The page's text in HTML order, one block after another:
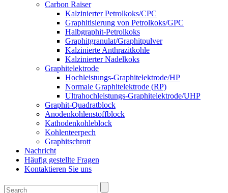
Carbon Raiser
Kalzinierter Petrolkoks/CPC
Graphitisierung von Petrolkoks/GPC
Halbgraphit-Petrolkoks
Graphitgranulat/Graphitpulver
Kalzinierte Anthrazitkohle
Kalzinierter Nadelkoks
Graphitelektrode
Hochleistungs-Graphitelektrode/HP
Normale Graphitelektrode (RP)
Ultrahochleistungs-Graphitelektrode/UHP
Graphit-Quadratblock
Anodenkohlenstoffblock
Kathodenkohleblock
Kohlenteerpech
Graphitschrott
Nachricht
Häufig gestellte Fragen
Kontaktieren Sie uns